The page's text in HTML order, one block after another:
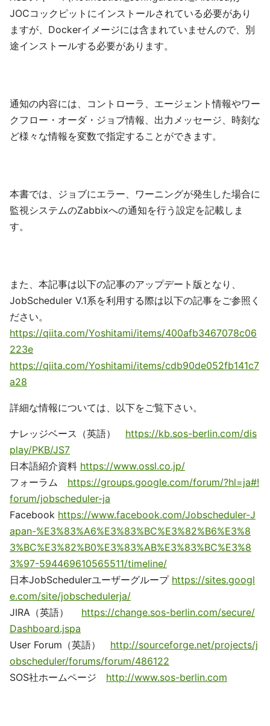
JOCコックピットにインストールされている必要があり
ますが、Dockerイメージには含まれていませんので、別
途インストールする必要があります。
通知の内容には、コントローラ、エージェント情報やワー
クフロー・オーダ・ジョブ情報、出力メッセージ、時刻な
ど様々な情報を変数で指定することができます。
本書では、ジョブにエラー、ワーニングが発生した場合に
監視システムのZabbixへの通知を行う設定を記載しま
す。
また、本記事は以下の記事のアップデート版となり、
JobScheduler V.1系を利用する際は以下の記事をご参照く
ださい。
https://qiita.com/Yoshitami/items/400afb3467078c06
223e
https://qiita.com/Yoshitami/items/cdb90de052fb141c7
a28
詳細な情報については、以下をご覧下さい。
ナレッジベース（英語） https://kb.sos-berlin.com/dis
play/PKB/JS7
日本語紹介資料 https://www.ossl.co.jp/
フォーラム https://groups.google.com/forum/?hl=ja#!
forum/jobscheduler-ja
Facebook https://www.facebook.com/Jobscheduler-J
apan-%E3%83%A6%E3%83%BC%E3%82%B6%E3%8
3%BC%E3%82%B0%E3%83%AB%E3%83%BC%E3%8
3%97-594469610565511/timeline/
日本JobSchedulerユーザーグループ https://sites.googl
e.com/site/jobschedulerja/
JIRA（英語） https://change.sos-berlin.com/secure/
Dashboard.jspa
User Forum（英語） http://sourceforge.net/projects/j
obscheduler/forums/forum/486122
SOS社ホームページ http://www.sos-berlin.com